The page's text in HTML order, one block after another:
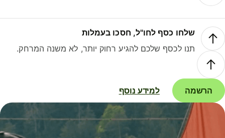
שלחו כסף לחו"ל, חסכו בעמלות
תנו לכסף שלכם להגיע רחוק יותר, לא משנה המרחק.
הרשמה למידע נוסף